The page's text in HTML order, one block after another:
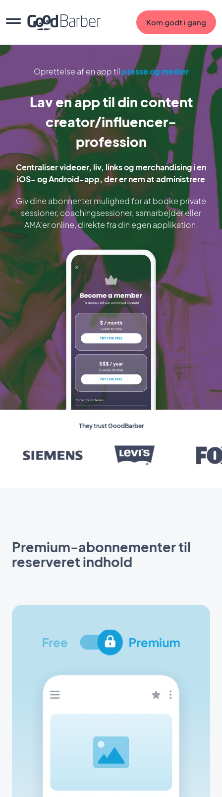
Kom godt i gang
Oprettelse af en app til presse og medier
Lav en app til din content
creator/influencer-
profession
Centraliser videoer, liv, links og merchandising i en
iOS- og Android-app, der er nem at administrere
Giv dine abonnenter mulighed for at booke private
sessioner, coachingsessioner, samarbejder eller
AMA'er online, direkte fra din egen applikation.
They trust GoodBarber
Premium-abonnementer til
reserveret indhold